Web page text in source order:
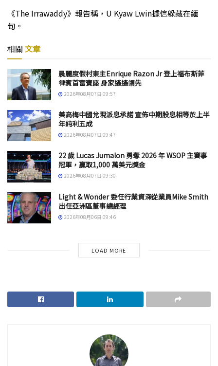
《The Irrawaddy》報告稱，U Kyaw Lwin據信躲藏在緬
甸。
相關 文章
晨麗度假村東主Enrique Razon Jr 登上福布斯菲
律賓首富寶座 身家遙遙領先
2026年08月07日 09:57
美高梅中國兌現派息承諾 宣佈中期股息相等於上半
年純利五成
2026年08月07日 09:47
22 歲 Lucas Jumalon 勇奪 2026 年 WSOP 主賽事
冠軍，贏取1,000 萬美元獎金
2026年08月07日 09:30
Light & Wonder 委任行業資深從業員Mike Smith
出任亞洲區董事總經理
2026年08月06日 09:46
LOAD MORE